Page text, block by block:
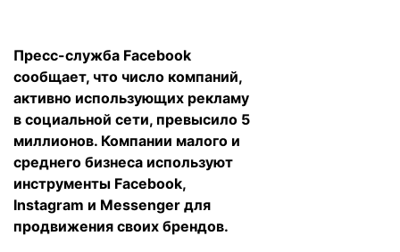
Пресс-служба Facebook
сообщает, что число компаний,
активно использующих рекламу
в социальной сети, превысило 5
миллионов. Компании малого и
среднего бизнеса используют
инструменты Facebook,
Instagram и Messenger для
продвижения своих брендов.